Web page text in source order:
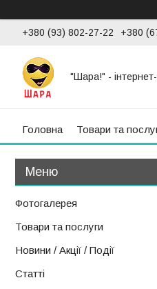
+380 (93) 802-27-22 +380
"Шара!" - інтернет-
Головна Товари та
Фотогалерея
Товари та послуги
Новини / Акції / Події
Статті